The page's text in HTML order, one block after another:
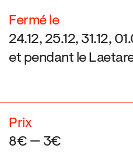
Fermé le
24.12, 25.12, 31.12,
et pendant le
Prix
8€ — 3€